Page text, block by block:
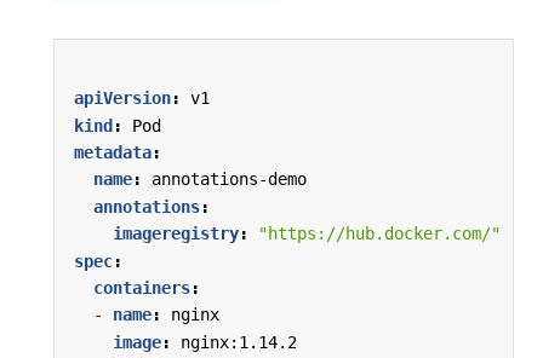
apiVersion:
v1
kind:
Pod
metadata:
name:
annotations-demo
annotations:
imageregistry:
"https://hub.docker.com/"
spec:
containers:
- name:
nginx
image:
nginx:1.14.2